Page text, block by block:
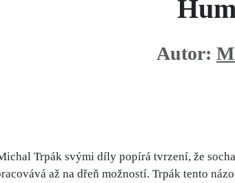
Autor:
Trpák svými díly popírá tvrzení, že
až na dřeň možností. Trpák tento